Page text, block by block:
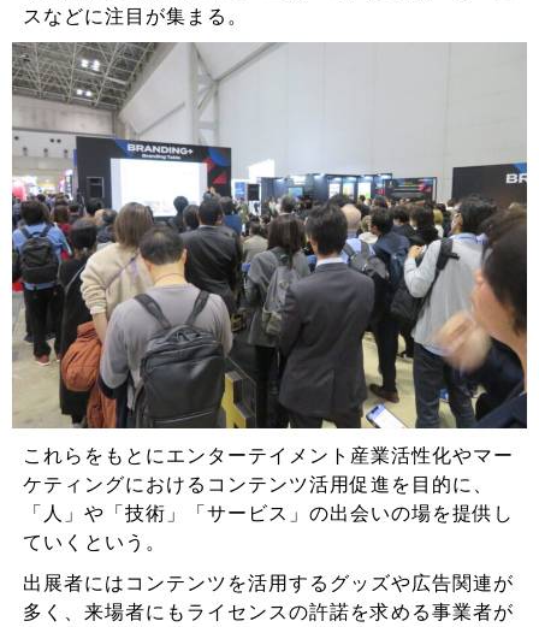
スなどに注目が集まる。
これらをもとにエンターテイメント産業活性化やマー
ケティングにおけるコンテンツ活用促進を目的に、
「人」や「技術」「サービス」の出会いの場を提供し
ていくという。
出展者にはコンテンツを活用するグッズや広告関連が
多く、来場者にもライセンスの許諾を求める事業者が